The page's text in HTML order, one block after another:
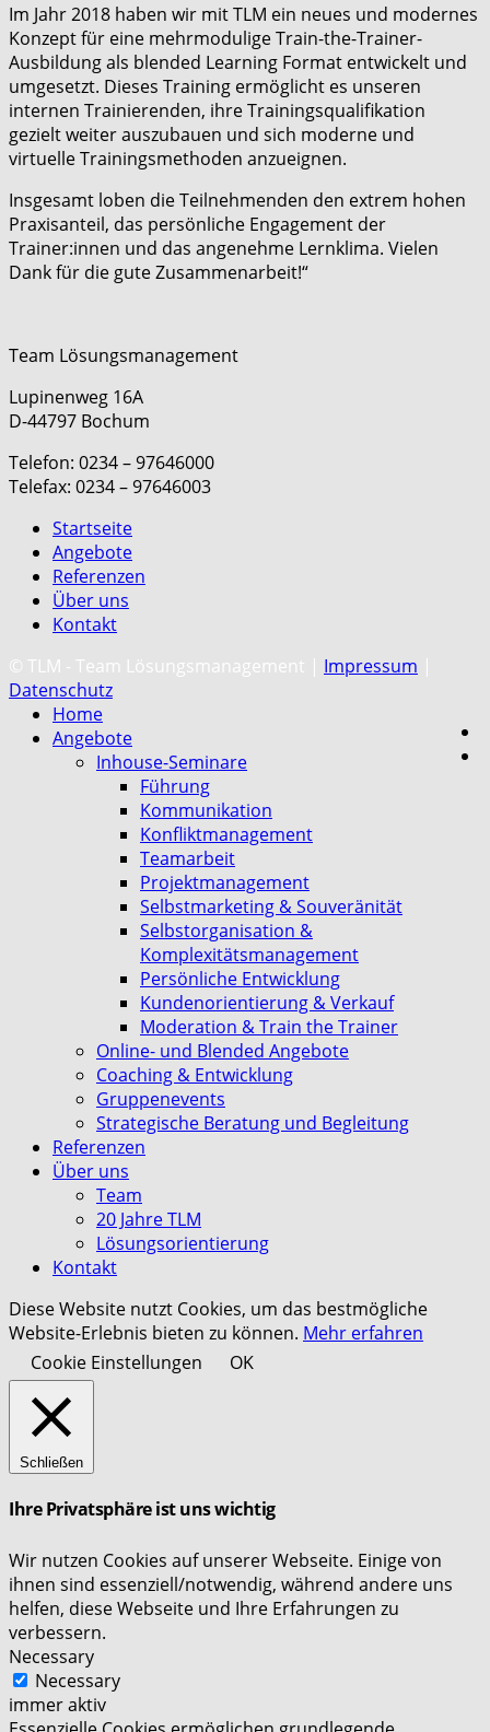
Im Jahr 2018 haben wir mit TLM ein neues und modernes
Konzept für eine mehrmodulige Train-the-Trainer-
Ausbildung als blended Learning Format entwickelt und
umgesetzt. Dieses Training ermöglicht es unseren
internen Trainierenden, ihre Trainingsqualifikation
gezielt weiter auszubauen und sich moderne und
virtuelle Trainingsmethoden anzueignen.
Insgesamt loben die Teilnehmenden den extrem hohen
Praxisanteil, das persönliche Engagement der
Trainer:innen und das angenehme Lernklima. Vielen
Dank für die gute Zusammenarbeit!“
Team Lösungsmanagement
Lupinenweg 16A
D-44797 Bochum
Telefon: 0234 – 97646000
Telefax: 0234 – 97646003
Startseite
Angebote
Referenzen
Über uns
Kontakt
© TLM - Team Lösungsmanagement | Impressum |
Datenschutz
Home
Angebote
Inhouse-Seminare
Führung
Kommunikation
Konfliktmanagement
Teamarbeit
Projektmanagement
Selbstmarketing & Souveränität
Selbstorganisation &
Komplexitätsmanagement
Persönliche Entwicklung
Kundenorientierung & Verkauf
Moderation & Train the Trainer
Online- und Blended Angebote
Coaching & Entwicklung
Gruppenevents
Strategische Beratung und Begleitung
Referenzen
Über uns
Team
20 Jahre TLM
Lösungsorientierung
Kontakt
Diese Website nutzt Cookies, um das bestmögliche
Website-Erlebnis bieten zu können. Mehr erfahren
Cookie Einstellungen
OK
Schließen
Ihre Privatsphäre ist uns wichtig
Wir nutzen Cookies auf unserer Webseite. Einige von
ihnen sind essenziell/notwendig, während andere uns
helfen, diese Webseite und Ihre Erfahrungen zu
verbessern.
Necessary
Necessary
immer aktiv